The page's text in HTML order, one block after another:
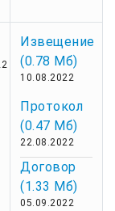
Извещение
(0.78 Мб)
10.08.2022
Протокол
(0.47 Мб)
22.08.2022
Договор
(1.33 Мб)
05.09.2022